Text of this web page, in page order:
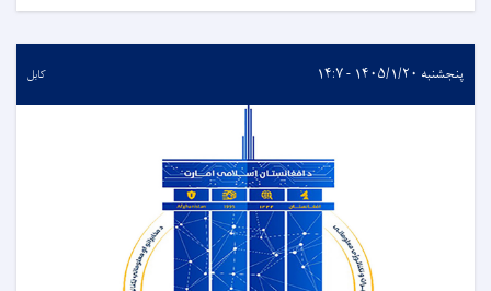
پنجشنبه ۱۴۰۵/۱/۲۰ - ۱۴:۷ کابل